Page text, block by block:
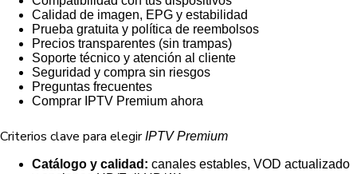
Calidad de imagen, EPG y estabilidad
Prueba gratuita y política de reembolsos
Precios transparentes (sin trampas)
Soporte técnico y atención al cliente
Seguridad y compra sin riesgos
Preguntas frecuentes
Comprar IPTV Premium ahora
Criterios clave para elegirIPTV Premium
Catálogo y calidad: canales estables, VOD actualizado